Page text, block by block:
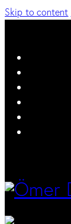
Skip to content